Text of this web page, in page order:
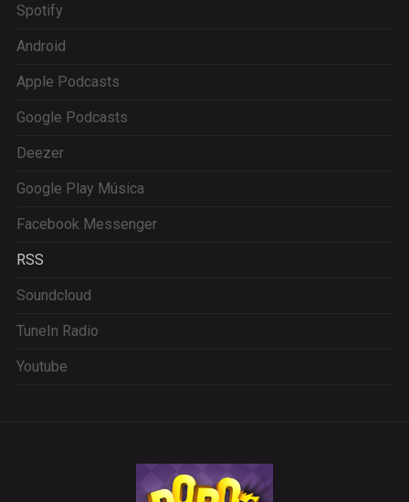
Spotify
Android
Apple Podcasts
Google Podcasts
Deezer
Google Play Música
Facebook Messenger
RSS
Soundcloud
TuneIn Radio
Youtube